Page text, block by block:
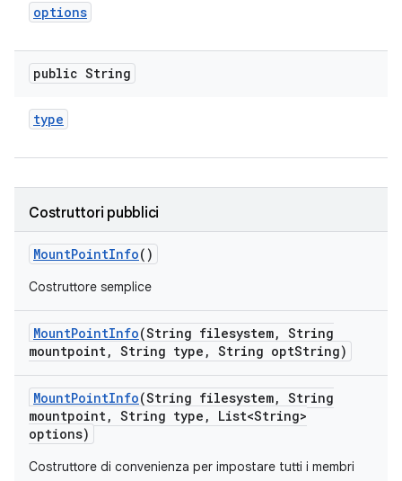
options
public String
type
Costruttori pubblici
MountPointInfo()
Costruttore semplice
MountPointInfo(String filesystem, String
mountpoint, String type , String optString)
MountPointInfo(String filesystem, String
mountpoint, String type ,
List<String>
options)
Costruttore di convenienza per impostare tutti i membri